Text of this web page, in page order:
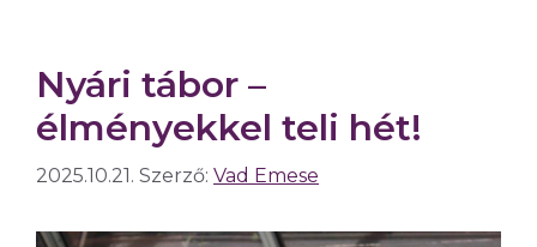
Nyári tábor –
élményekkel teli hét!
2025.10.21. Szerző: Vad Emese